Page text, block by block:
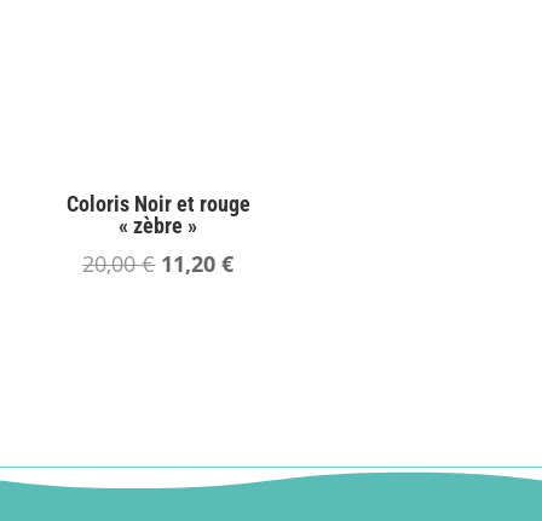
Coloris Noir et rouge
« zèbre »
20,00€ Le
11,20€Le